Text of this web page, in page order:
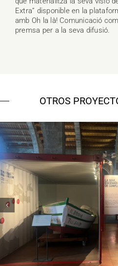
Extra” disponible en la
amb Oh la là! Comunicació
premsa per a la seva difusió.
OTROS
Museu Marítim
Campanyes culturals
i PR